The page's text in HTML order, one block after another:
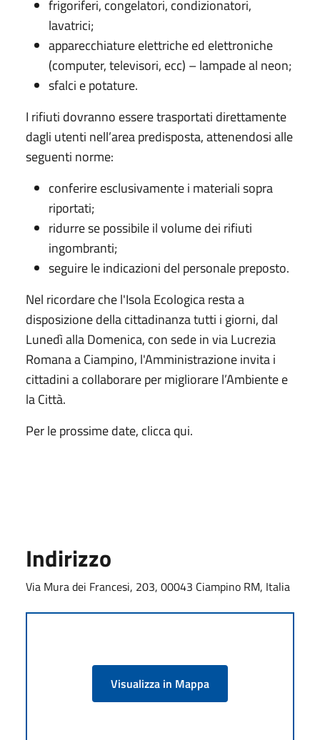
frigoriferi, congelatori, condizionatori,
lavatrici;
apparecchiature elettriche ed elettroniche
(computer, televisori, ecc) – lampade al neon;
sfalci e potature.
I rifiuti dovranno essere trasportati direttamente
dagli utenti nell’area predisposta, attenendosi alle
seguenti norme:
conferire esclusivamente i materiali sopra
riportati;
ridurre se possibile il volume dei rifiuti
ingombranti;
seguire le indicazioni del personale preposto.
Nel ricordare che l'Isola Ecologica resta a
disposizione della cittadinanza tutti i giorni, dal
Lunedì alla Domenica, con sede in via Lucrezia
Romana a Ciampino, l'Amministrazione invita i
cittadini a collaborare per migliorare l’Ambiente e
la Città.
Per le prossime date, clicca qui.
Indirizzo
Via Mura dei Francesi, 203, 00043 Ciampino RM, Italia
Visualizza in Mappa